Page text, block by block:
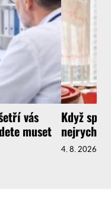
vás
muset
Když
4. 8. 2026